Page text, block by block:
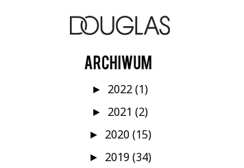
► 2022(1)
► 2021(2)
► 2020(15)
► 2019(34)